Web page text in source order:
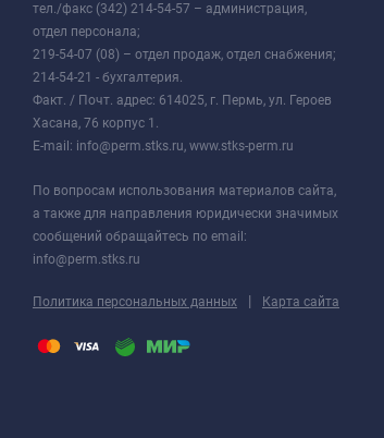
тел./факс (342) 214-54-57 – администрация,
отдел персонала;
219-54-07 (08) – отдел продаж, отдел снабжения;
214-54-21 - бухгалтерия.
Факт. / Почт. адрес: 614025, г. Пермь, ул. Героев
Хасана, 76 корпус 1.
E-mail: info@perm.stks.ru, www.stks-perm.ru
По вопросам использования материалов сайта,
а также для направления юридически значимых
сообщений обращайтесь по email:
info@perm.stks.ru
Политика персональных данных | Карта сайта